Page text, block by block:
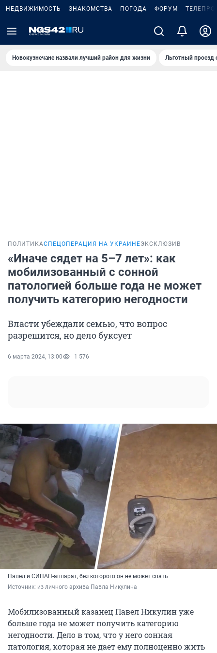
НЕДВИЖИМОСТЬ ЗНАКОМСТВА ПОГОДА ФОРУМ
Новокузнечане назвали лучший район для жизни Льготный проезд
ПОЛИТИКАСПЕЦОПЕРАЦИЯ НА УКРАИНЕЭКСКЛЮЗИВ
«Иначе сядет на 5–7 лет»: как
мобилизованный с сонной
патологией больше года не может
получить категорию негодности
Власти убеждали семью, что вопрос
разрешится, но дело буксует
6 марта 2024, 13:00 1 576
Павел и СИПАП-аппарат, без которого он не может спать
Источник: из личного архива Павла Никулина
Мобилизованный казанец Павел Никулин уже
больше года не может получить категорию
негодности. Дело в том, что у него сонная
патология, которая не дает ему полноценно жить